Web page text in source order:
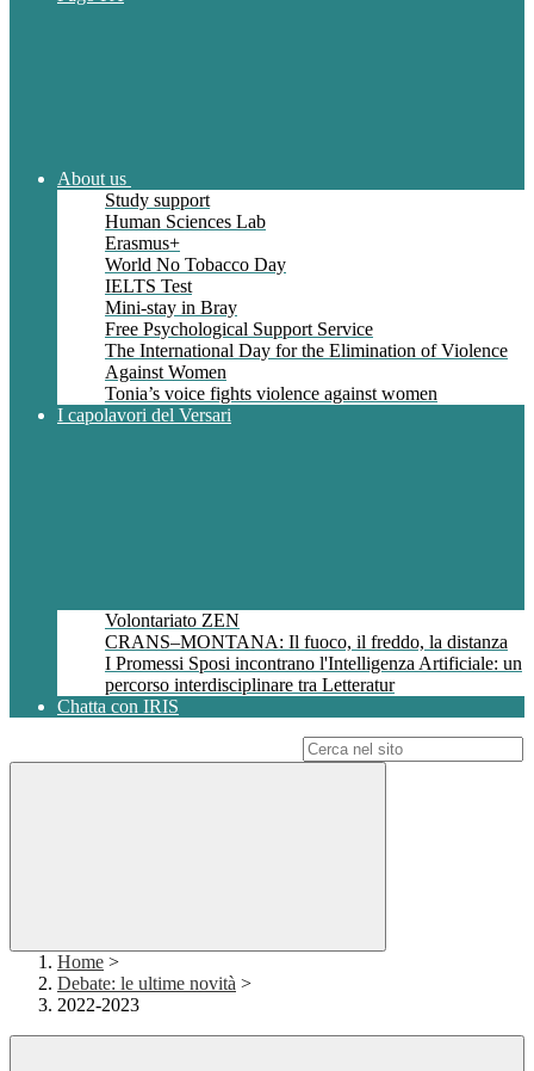
About us
Study support
Human Sciences Lab
Erasmus+
World No Tobacco Day
IELTS Test
Mini-stay in Bray
Free Psychological Support Service
The International Day for the Elimination of Violence
Against Women
Tonia’s voice fights violence against women
I capolavori del Versari
Volontariato ZEN
CRANS–MONTANA: Il fuoco, il freddo, la distanza
I Promessi Sposi incontrano l'Intelligenza Artificiale: un
percorso interdisciplinare tra Letteratur
Chatta con IRIS
Home >
Debate: le ultime novità >
2022-2023